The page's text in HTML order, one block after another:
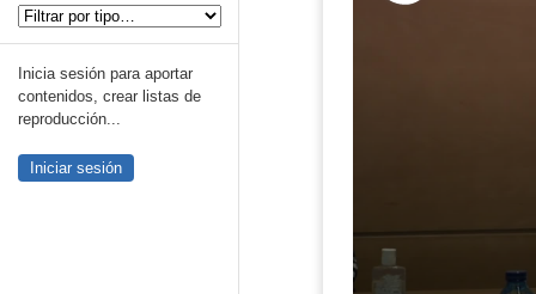
Inicia sesión para aportar
contenidos, crear listas de
reproducción...
Iniciar sesión